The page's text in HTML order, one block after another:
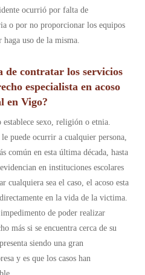
ocurrió por falta de
o por no proporcionar los equipos
haga uso de la misma.
de contratar los servicios
especialista en acoso
en Vigo?
establece sexo, religión o etnia.
puede ocurrir a cualquier persona,
común en esta última década, hasta
en instituciones escolares
cualquiera sea el caso, el acoso esta
en la vida de la victima.
de poder realizar
más si se encuentra cerca de su
siendo una gran
y es que los casos han